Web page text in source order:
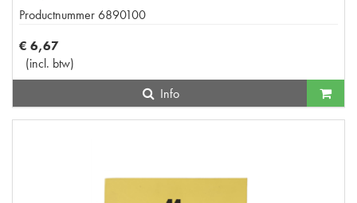
Productnummer 6890100
€ 6,67
(incl. btw)
Info